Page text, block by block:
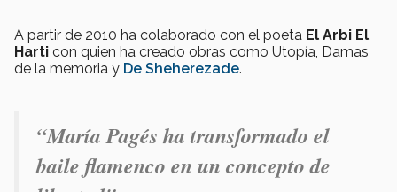
A partir de 2010 ha colaborado con el poeta El Arbi El
Harti con quien ha creado obras como Utopía, Damas
de la memoria y De Sheherezade.
“María Pagés ha transformado el
baile flamenco en un concepto de